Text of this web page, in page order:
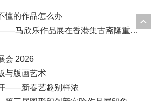
懂的作品怎么办
· 驰骋万里 福满香江——马欣乐作品展在香港集古斋隆重开幕
会 2026
与版画艺术
——新春艺趣别样浓